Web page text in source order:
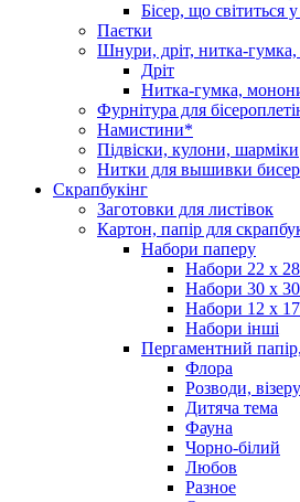
Бісер, що світиться
Паєтки
Шнури, дріт, нитка-
Дріт
Нитка-гумка,
Фурнітура для
Намистини*
Підвіски, кулони, шарміки
Нитки для вышивки
Скрапбукінг
Заготовки для листівок
Картон, папір для
Набори паперу
Набори 22 х
Набори 30 х
Набори 12 х
Набори інші
Пергаментний
Флора
Розводи,
Дитяча тема
Фауна
Чорно-білий
Любов
Разное